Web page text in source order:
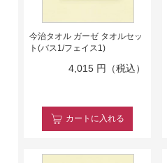
今治タオル ガーゼ タオルセッ
ト(バス1/フェイス1)
4,015 円（税込）
カート に入れる